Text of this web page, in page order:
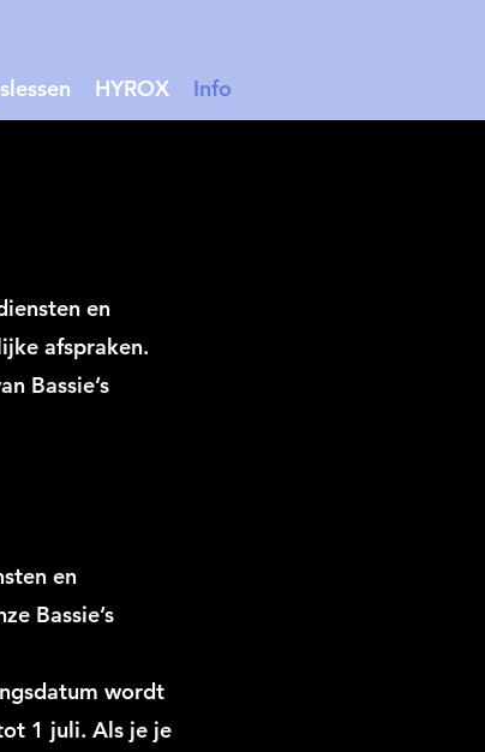
HYROX Info
en
afspraken.
Bassie’s
en
Bassie’s
wordt
1 juli. Als je je